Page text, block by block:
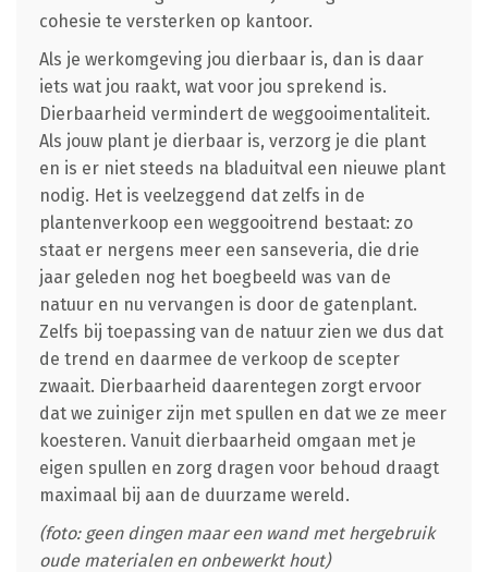
cohesie te versterken op kantoor.
Als je werkomgeving jou dierbaar is, dan is daar
iets wat jou raakt, wat voor jou sprekend is.
Dierbaarheid vermindert de weggooimentaliteit.
Als jouw plant je dierbaar is, verzorg je die plant
en is er niet steeds na bladuitval een nieuwe plant
nodig. Het is veelzeggend dat zelfs in de
plantenverkoop een weggooitrend bestaat: zo
staat er nergens meer een sanseveria, die drie
jaar geleden nog het boegbeeld was van de
natuur en nu vervangen is door de gatenplant.
Zelfs bij toepassing van de natuur zien we dus dat
de trend en daarmee de verkoop de scepter
zwaait. Dierbaarheid daarentegen zorgt ervoor
dat we zuiniger zijn met spullen en dat we ze meer
koesteren. Vanuit dierbaarheid omgaan met je
eigen spullen en zorg dragen voor behoud draagt
maximaal bij aan de duurzame wereld.
(foto: geen dingen maar een wand met hergebruik
oude materialen en onbewerkt hout)